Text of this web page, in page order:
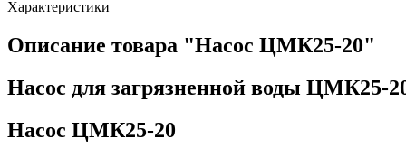
Характеристики
Описание товара "Насос ЦМК25-20"
Насос для загрязненной воды ЦМК25-
Насос ЦМК25-20